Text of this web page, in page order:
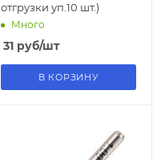
отгрузки уп.10 шт.)
Много
31руб/шт
В КОРЗИНУ